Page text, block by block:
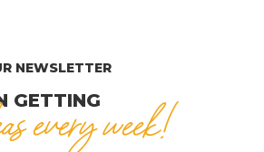
NEWSLETTER
GETTING
every week!